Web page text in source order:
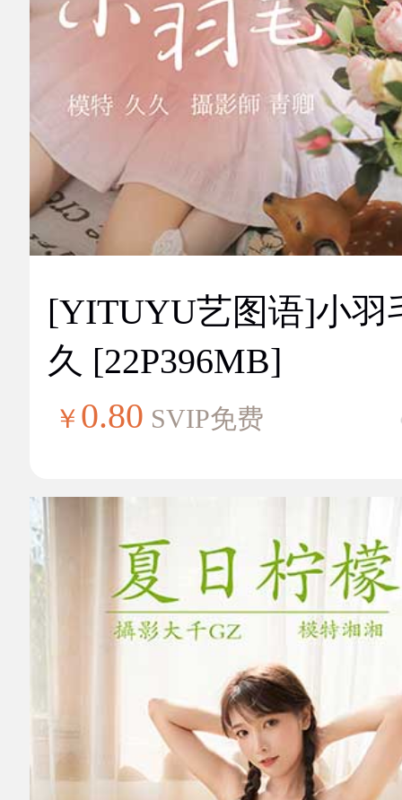
[YITUYU艺图语]小羽
久 [22P396MB]
￥ 0.80 SVIP免费